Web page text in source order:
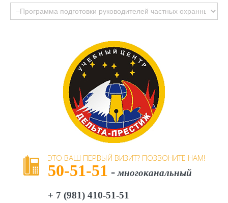
ЭТО ВАШ ПЕРВЫЙ ВИЗИТ? ПОЗВОНИТЕ НАМ!
50-51-51 -многоканальный
+ 7 (981) 410-51-51